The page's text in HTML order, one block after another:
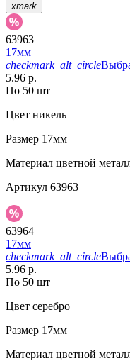
xmark
63963
17мм
checkmark_alt_circle
5.96 р.
По 50 шт
Цвет никель
Размер 17мм
Материал цветной
Артикул 63963
63964
17мм
checkmark_alt_circle
5.96 р.
По 50 шт
Цвет серебро
Размер 17мм
Материал цветной